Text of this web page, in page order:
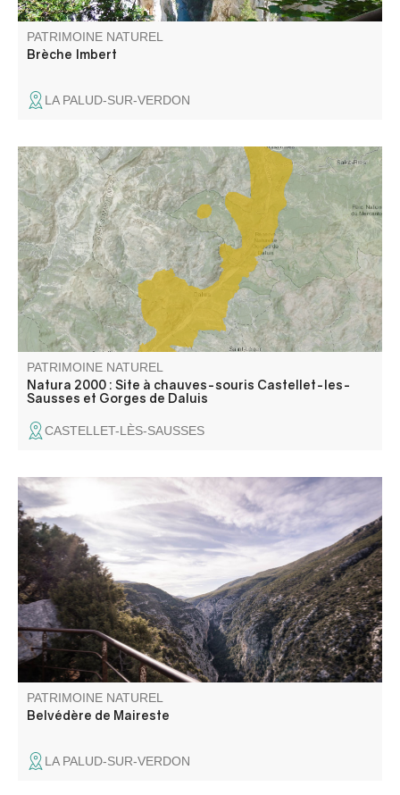
PATRIMOINE NATUREL
Brèche Imbert
LA PALUD-SUR-VERDON
Zone représentative de l'étage subméditerranéen où
dominent les landes à buis, genêt cendré, lavande. Zone
peu prospectée au niveau espèces végétales et milieux.
Gorges remarquables.
PATRIMOINE NATUREL
Natura 2000 : Site à chauves-souris Castellet-les-
Sausses et Gorges de Daluis
CASTELLET-LÈS-SAUSSES
Situé sur la route entre Moustiers-Sainte-Marie et la
Palud-sur-Verdon, en rive droite, le belvédère de Maireste
offre un beau point de vue sur les Gorges.
PATRIMOINE NATUREL
Belvédère de Maireste
LA PALUD-SUR-VERDON